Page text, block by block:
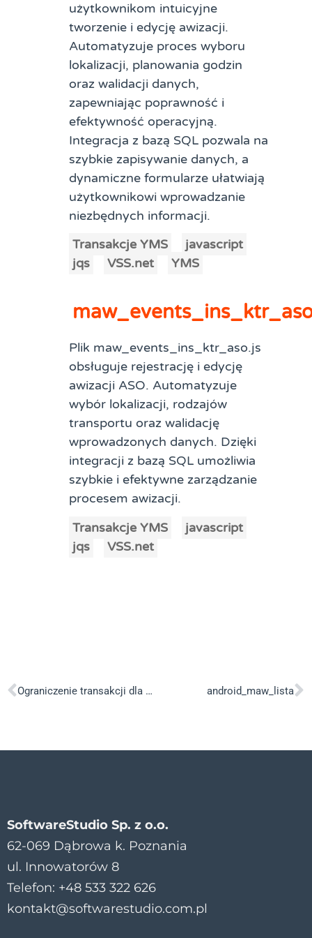
użytkownikom intuicyjne
tworzenie i edycję awizacji.
Automatyzuje proces wyboru
lokalizacji, planowania godzin
oraz walidacji danych,
zapewniając poprawność i
efektywność operacyjną.
Integracja z bazą SQL pozwala na
szybkie zapisywanie danych, a
dynamiczne formularze ułatwiają
użytkownikowi wprowadzanie
niezbędnych informacji.
Transakcje YMS
javascript
jqs
VSS.net YMS
Plik maw_events_ins_ktr_aso.js
obsługuje rejestrację i edycję
awizacji ASO. Automatyzuje
wybór lokalizacji, rodzajów
transportu oraz walidację
wprowadzonych danych. Dzięki
integracji z bazą SQL umożliwia
szybkie i efektywne zarządzanie
procesem awizacji.
Transakcje YMS
javascript
jqs
VSS.net
Ograniczenie transakcji dla użytkowników android_maw_lista
SoftwareStudio Sp. z o.o.
62-069 Dąbrowa k. Poznania
ul. Innowatorów 8
Telefon: +48 533 322 626
kontakt@softwarestudio.com.pl